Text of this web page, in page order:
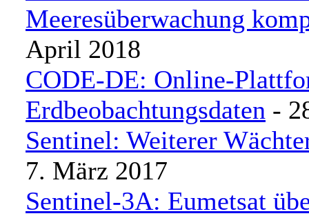
Meeresüberwachung
April 2018
CODE-DE: Online-
Erdbeobachtungsdaten -
Sentinel: Weiterer
7. März 2017
Sentinel-3A: Eumetsat